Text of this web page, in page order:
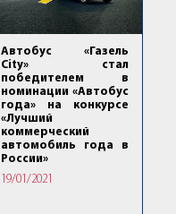
Автобус «Газель
City» стал
победителем в
номинации «Автобус
года» на конкурсе
«Лучший
коммерческий
автомобиль года в
России»
19/01/2021